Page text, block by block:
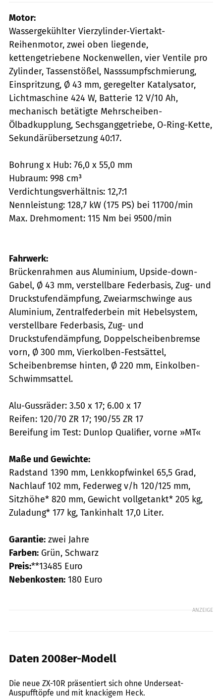
Motor:
Wassergekühlter Vierzylinder-Viertakt-
Reihenmotor, zwei oben liegende,
kettengetriebene Nockenwellen, vier Ventile pro
Zylinder, Tassenstößel, Nasssumpfschmierung,
Einspritzung, Ø 43 mm, geregelter Katalysator,
Lichtmaschine 424 W, Batterie 12 V/10 Ah,
mechanisch betätigte Mehrscheiben-
Ölbadkupplung, Sechsganggetriebe, O-Ring-Kette,
Sekundärübersetzung 40:17.
Bohrung x Hub: 76,0 x 55,0 mm
Hubraum: 998 cm³
Verdichtungsverhältnis: 12,7:1
Nennleistung: 128,7 kW (175 PS) bei 11700/min
Max. Drehmoment: 115 Nm bei 9500/min
Fahrwerk:
Brückenrahmen aus Aluminium, Upside-down-
Gabel, Ø 43 mm, verstellbare Federbasis, Zug- und
Druckstufendämpfung, Zweiarmschwinge aus
Aluminium, Zentralfederbein mit Hebelsystem,
verstellbare Federbasis, Zug- und
Druckstufendämpfung, Doppelscheibenbremse
vorn, Ø 300 mm, Vierkolben-Festsättel,
Scheibenbremse hinten, Ø 220 mm, Einkolben-
Schwimmsattel.
Alu-Gussräder: 3.50 x 17; 6.00 x 17
Reifen: 120/70 ZR 17; 190/55 ZR 17
Bereifung im Test: Dunlop Qualifier, vorne »MT«
Maße und Gewichte:
Radstand 1390 mm, Lenkkopfwinkel 65,5 Grad,
Nachlauf 102 mm, Federweg v/h 120/125 mm,
Sitzhöhe* 820 mm, Gewicht vollgetankt* 205 kg,
Zuladung* 177 kg, Tank­inhalt 17,0 Liter.
Garantie: zwei Jahre
Farben: Grün, Schwarz
Preis:**13485 Euro
Nebenkosten: 180 Euro
ANZEIGE
Daten 2008er-Modell
Die neue ZX-10R präsentiert sich ohne Underseat-
Auspufftöpfe und mit knackigem Heck.